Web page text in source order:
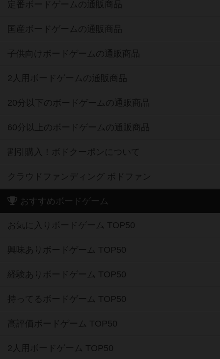
定番ボードゲームの通販商品
国産ボードゲームの通販商品
子供向けボードゲームの通販商品
2人用ボードゲームの通販商品
20分以下のボードゲームの通販商品
60分以上のボードゲームの通販商品
割引購入！ボドクーポンについて
クラウドファンディング ボドファン
おすすめボードゲーム
お気に入りボードゲーム TOP50
興味ありボードゲーム TOP50
経験ありボードゲーム TOP50
持ってるボードゲーム TOP50
高評価ボードゲーム TOP50
2人用ボードゲーム TOP50